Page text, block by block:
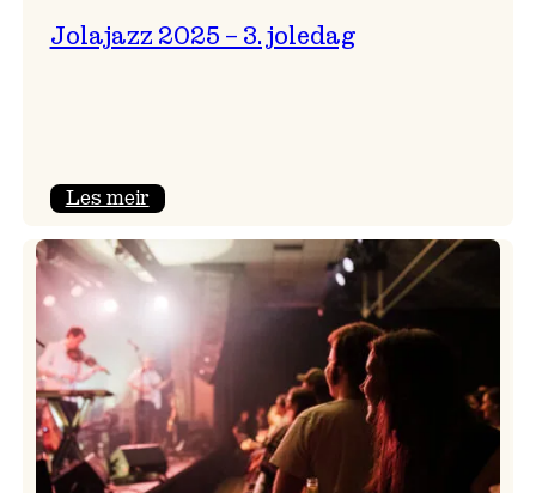
Jolajazz 2025 – 3. joledag
Les meir:
2025
–
joledag